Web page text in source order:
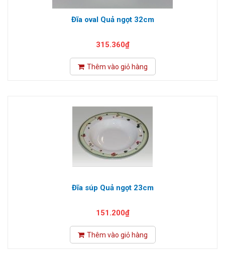
Đĩa oval Quả ngọt 32cm
315.360₫
Thêm vào giỏ hàng
Đĩa súp Quả ngọt 23cm
151.200₫
Thêm vào giỏ hàng